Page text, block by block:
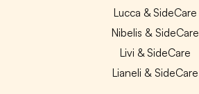
Lucca & SideCare
Nibelis & SideCare
Livi & SideCare
Lianeli & SideCare